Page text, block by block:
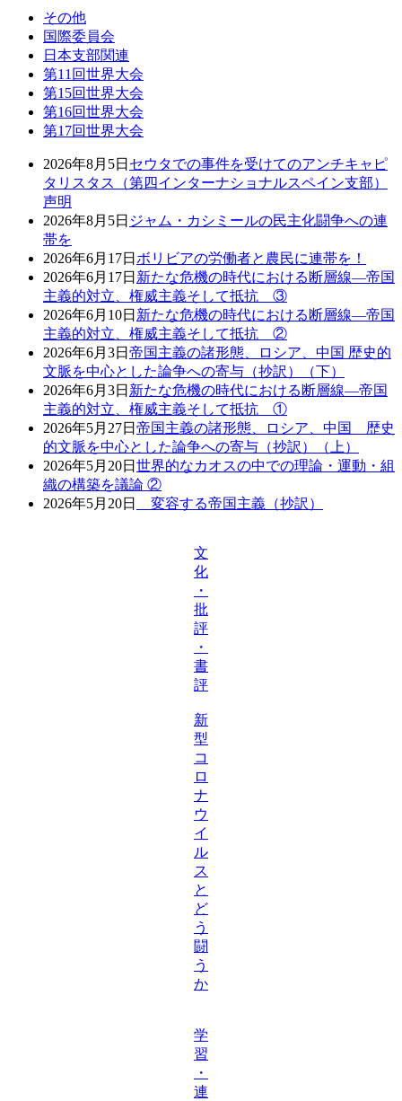
その他
国際委員会
日本支部関連
第11回世界大会
第15回世界大会
第16回世界大会
第17回世界大会
2026年8月5日 セウタでの事件を受けてのアンチキャピ
タリスタス（第四インターナショナルスペイン支部）
声明
2026年8月5日 ジャム・カシミールの民主化闘争への連
帯を
2026年6月17日 ボリビアの労働者と農民に連帯を！
2026年6月17日 新たな危機の時代における断層線―帝国
主義的対立、権威主義そして抵抗 ③
2026年6月10日 新たな危機の時代における断層線―帝国
主義的対立、権威主義そして抵抗 ②
2026年6月3日 帝国主義の諸形態、ロシア、中国 歴史的
文脈を中心とした論争への寄与（抄訳）（下）
2026年6月3日 新たな危機の時代における断層線―帝国
主義的対立、権威主義そして抵抗 ①
2026年5月27日 帝国主義の諸形態、ロシア、中国 歴史
的文脈を中心とした論争への寄与（抄訳）（上）
2026年5月20日 世界的なカオスの中での理論・運動・組
織の構築を議論 ②
2026年5月20日
変容する帝国主義（抄訳）
文
化
・
批
評
・
書
評
新
型
コ
ロ
ナ
ウ
イ
ル
ス
と
ど
う
闘
う
か
学
習
・
連